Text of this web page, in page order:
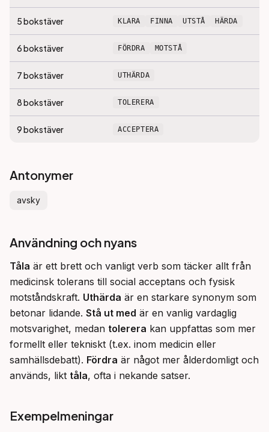
5bokstäver KLARA FINNA UTSTÅ HÄRDA
6bokstäver FÖRDRA MOTSTÅ
7bokstäver UTHÄRDA
8bokstäver TOLERERA
9bokstäver ACCEPTERA
Antonymer
avsky
Användning och nyans
Tåla är ett brett och vanligt verb som täcker allt från
medicinsk tolerans till social acceptans och fysisk
motståndskraft. Uthärda är en starkare synonym som
betonar lidande. Stå ut med är en vanlig vardaglig
motsvarighet, medan tolerera kan uppfattas som mer
formellt eller tekniskt (t.ex. inom medicin eller
samhällsdebatt). Fördra är något mer ålderdomligt och
används, likt tåla, ofta i nekande satser.
Exempelmeningar